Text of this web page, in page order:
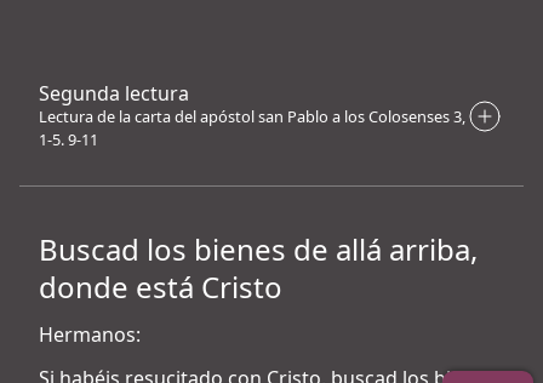
Segunda lectura
Lectura de la carta del apóstol san Pablo a los Colosenses 3,
1-5. 9-11
Buscad los bienes de allá arriba,
donde está Cristo
Hermanos: